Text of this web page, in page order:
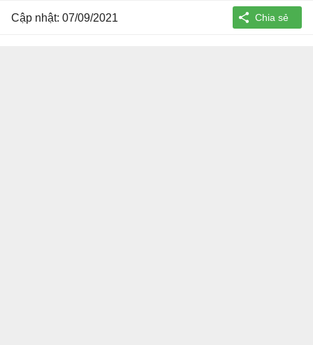
Cập nhật: 07/09/2021